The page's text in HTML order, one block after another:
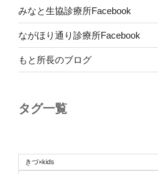
みなと生協診療所Facebook
ながほり通り診療所Facebook
もと所長のブログ
タグ一覧
きづ×kids